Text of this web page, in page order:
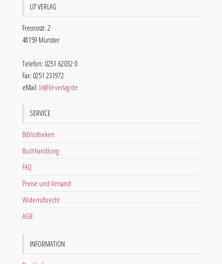
LIT VERLAG
Fresnostr. 2
48159 Münster
Telefon: 0251 62032 0
Fax: 0251 231972
eMail: lit@lit-verlag.de
SERVICE
Bibliotheken
Buchhandlung
FAQ
Preise und Versand
Widerrufsrecht
AGB
INFORMATION